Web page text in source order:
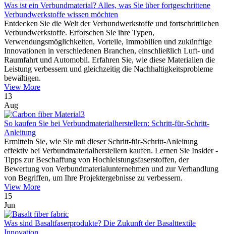
Was ist ein Verbundmaterial? Alles, was Sie über fortgeschrittene
Verbundwerkstoffe wissen möchten
Entdecken Sie die Welt der Verbundwerkstoffe und fortschrittlichen
Verbundwerkstoffe. Erforschen Sie ihre Typen,
Verwendungsmöglichkeiten, Vorteile, Immobilien und zukünftige
Innovationen in verschiedenen Branchen, einschließlich Luft- und
Raumfahrt und Automobil. Erfahren Sie, wie diese Materialien die
Leistung verbessern und gleichzeitig die Nachhaltigkeitsprobleme
bewältigen.
View More
13
Aug
So kaufen Sie bei Verbundmaterialherstellern: Schritt-für-Schritt-
Anleitung
Ermitteln Sie, wie Sie mit dieser Schritt-für-Schritt-Anleitung
effektiv bei Verbundmaterialherstellern kaufen. Lernen Sie Insider -
Tipps zur Beschaffung von Hochleistungsfaserstoffen, der
Bewertung von Verbundmaterialunternehmen und zur Verhandlung
von Begriffen, um Ihre Projektergebnisse zu verbessern.
View More
15
Jun
Was sind Basaltfaserprodukte? Die Zukunft der Basalttextile
Innovation